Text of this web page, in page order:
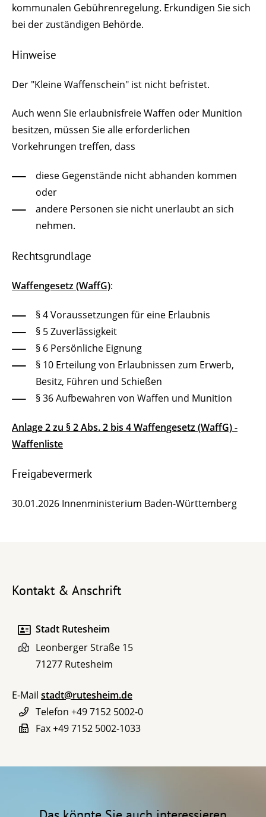
kommunalen Gebührenregelung. Erkundigen Sie sich
bei der zuständigen Behörde.
Hinweise
Der "Kleine Waffenschein" ist nicht befristet.
Auch wenn Sie erlaubnisfreie Waffen oder Munition
besitzen, müssen Sie alle erforderlichen
Vorkehrungen treffen, dass
diese Gegenstände nicht abhanden kommen
oder
andere Personen sie nicht unerlaubt an sich
nehmen.
Rechtsgrundlage
Waffengesetz (WaffG):
§ 4Voraussetzungen für eine Erlaubnis
§ 5Zuverlässigkeit
§ 6 Persönliche Eignung
§ 10 Erteilung von Erlaubnissen zum Erwerb,
Besitz, Führen und Schießen
§ 36Aufbewahren von Waffen und Munition
Anlage 2 zu § 2 Abs. 2 bis 4 Waffengesetz (WaffG) -
Waffenliste
Freigabevermerk
30.01.2026 Innenministerium Baden-Württemberg
Kontakt & Anschrift
Stadt Rutesheim
Leonberger Straße 15
71277 Rutesheim
E-Mail stadt@rutesheim.de
Telefon +49 7152 5002-0
Fax+49 7152 5002-1033